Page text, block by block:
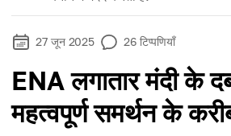
27 जून 2025 26 टिप्पणियाँ
ENA लगातार मंदी के
महत्वपूर्ण समर्थन के